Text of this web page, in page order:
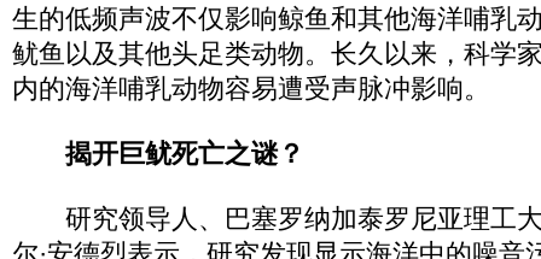
生的低频声波不仅影响鲸鱼和其他海洋哺乳
鱿鱼以及其他头足类动物。长久以来，科学
内的海洋哺乳动物容易遭受声脉冲影响。
揭开巨鱿死亡之谜？
研究领导人、巴塞罗纳加泰罗尼亚理工